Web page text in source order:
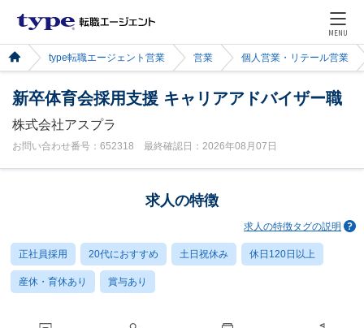
MENU
type転職エージェント営業 営業 個人営業・リテール営業
新卒体育会採用支援 キャリアアドバイザー職
株式会社アスプラ
お問い合わせ番号：652318 最終確認日：2026年08月07日
求人の特徴
求人の特徴タグの説明
正社員採用 20代におすすめ 土日祝休み 休日120日以上
産休・育休あり 賞与あり